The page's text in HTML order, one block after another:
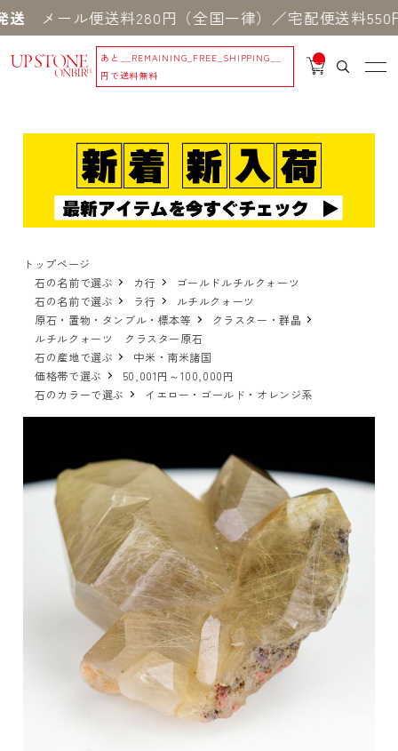
ル便送料280円（全国一律）／宅配便送料550円 ※
あと
__REMAINING_FREE_SHIPPING__
円で送料無料
__
IT
_
トップページ
石の名前で選ぶ
カ行
ゴールドルチルクォーツ
石の名前で選ぶ
ラ行
ルチルクォーツ
原石・置物・タンブル・標本等
クラスター・群晶
ルチルクォーツ クラスター原石
石の産地で選ぶ
中米・南米諸国
価格帯で選ぶ
50,001円～100,000円
石のカラーで選ぶ
イエロー・ゴールド・オレンジ系